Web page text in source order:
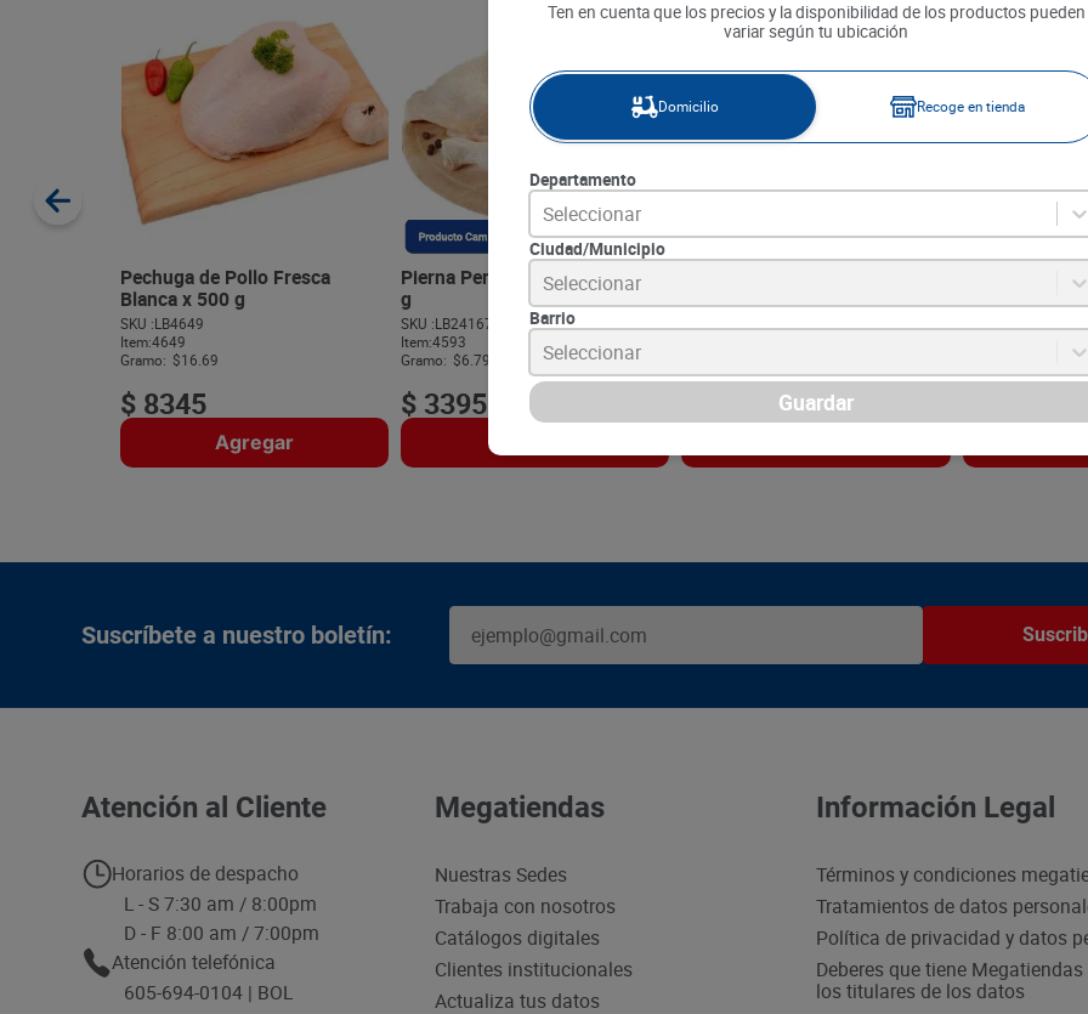
Pechuga de Pollo Fresca
Blanca x 500 g
SKU :LB4649
Item:4649
Gramo: $16.69
$ 8345
Agregar
Pierna Pernil Congelado x 500
g
SKU :LB2416729
Item:4593
Gramo: $6.79
$ 3395
Patas de
Suscríbete a nuestro boletín:
Atención al Cliente
Horarios de despacho
L - S 7:30 am / 8:00pm
D - F 8:00 am / 7:00pm
Atención telefónica
605-694-0104 | BOL
Megatiendas
Nuestras Sedes
Trabaja con nosotros
Catálogos digitales
Clientes institucionales
Actualiza tus datos
Información Legal
Términos y condiciones
Tratamientos de datos
Política de privacidad y datos
Deberes que tiene
los titulares de los datos
Ten en cuenta que los precios y la disponibilidad de los productos pueden
variar según tu ubicación
Domicilio Recoge en tienda
Departamento
Seleccionar
Ciudad/Municipio
Seleccionar
Barrio
Seleccionar
Guardar